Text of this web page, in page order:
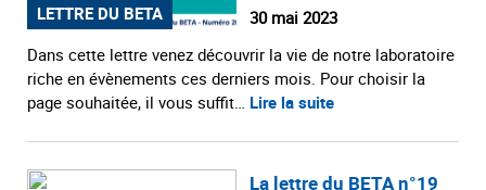
LETTRE DU BETA
30 mai 2023
Dans cette lettre venez découvrir la vie de notre laboratoire
riche en évènements ces derniers mois. Pour choisir la
page souhaitée, il vous suffit… Lire la suite
La lettre du BETA n°19